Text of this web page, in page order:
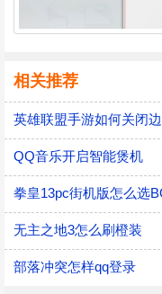
相关推荐
英雄联盟手游如何关闭
QQ音乐开启智能煲机
拳皇13pc街机版怎么选
无主之地3怎么刷橙装
部落冲突怎样qq登录